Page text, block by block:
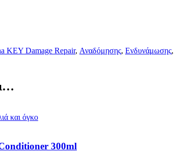
KEY Damage Repair, Αναδόμησης, Ενδυνάμωσης,
300ml